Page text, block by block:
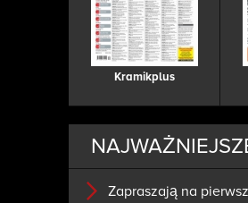
Kramikplus
Zapraszają na